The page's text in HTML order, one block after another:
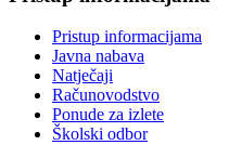
Pristup informacijama
Javna nabava
Natječaji
Računovodstvo
Ponude za izlete
Školski odbor